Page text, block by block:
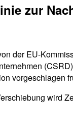
zur
der EU-
vorgeschlagen
wird